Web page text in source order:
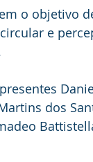
o objetivo
e
dos